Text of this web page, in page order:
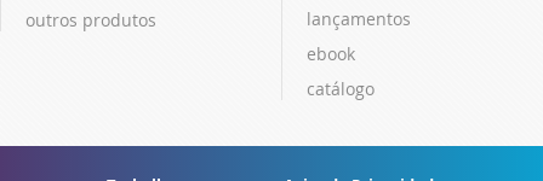
outros produtos
lançamentos
ebook
catálogo